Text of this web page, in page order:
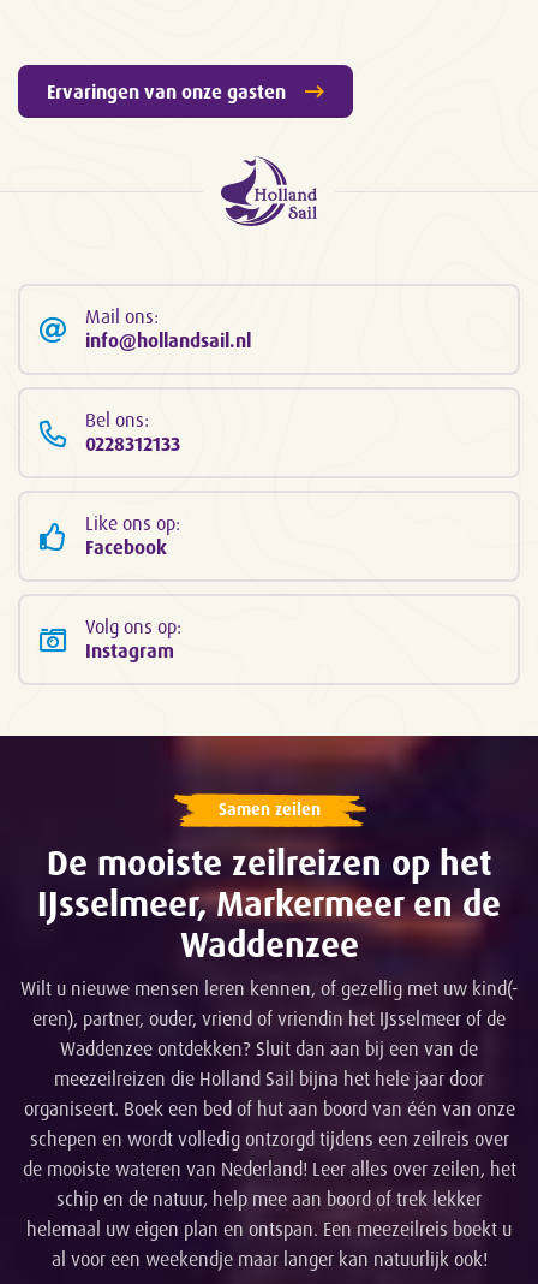
Ervaringen van onze gasten
Mail ons:
info@hollandsail.nl
Bel ons:
0228312133
Like ons op:
Facebook
Volg ons op:
Instagram
Samen zeilen
De mooiste zeilreizen op het
IJsselmeer, Markermeer en de
Waddenzee
Wilt u nieuwe mensen leren kennen, of gezellig met uw kind(-
eren), partner, ouder, vriend of vriendin het IJsselmeer of de
Waddenzee ontdekken? Sluit dan aan bij een van de
meezeilreizen die Holland Sail bijna het hele jaar door
organiseert. Boek een bed of hut aan boord van één van onze
schepen en wordt volledig ontzorgd tijdens een zeilreis over
de mooiste wateren van Nederland! Leer alles over zeilen, het
schip en de natuur, help mee aan boord of trek lekker
helemaal uw eigen plan en ontspan. Een meezeilreis boekt u
al voor een weekendje maar langer kan natuurlijk ook!